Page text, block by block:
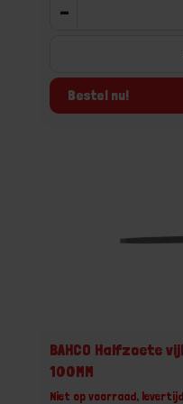
-
Bestel nu!
BAHCO Halfzoete
100MM
Niet op voorraad,